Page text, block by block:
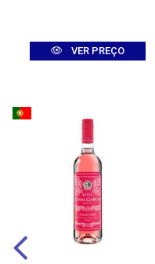
VER PREÇO